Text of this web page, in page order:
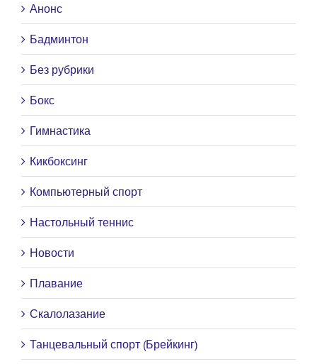
Анонс
Бадминтон
Без рубрики
Бокс
Гимнастика
Кикбоксинг
Компьютерный спорт
Настольный теннис
Новости
Плавание
Скалолазание
Танцевальный спорт (Брейкинг)